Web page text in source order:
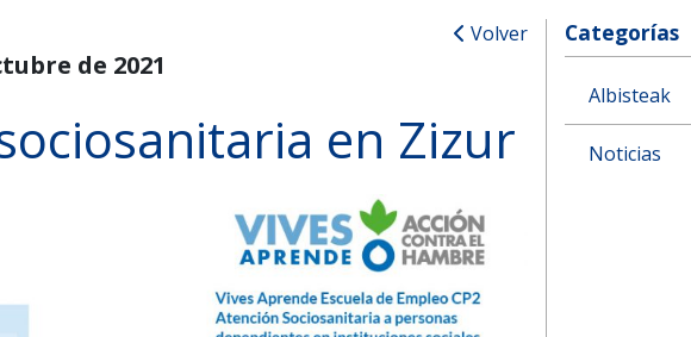
Volver
de 2021
en Zizur
Categorías
Albisteak
Noticias